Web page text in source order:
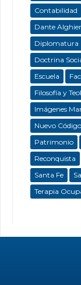
Contabilidad
Dante
Diplomatura
Doctrina
Escuela
Filosofía y
Imágenes
Nuevo
Patrimonio
Reconquista
Santa Fe
Terapia